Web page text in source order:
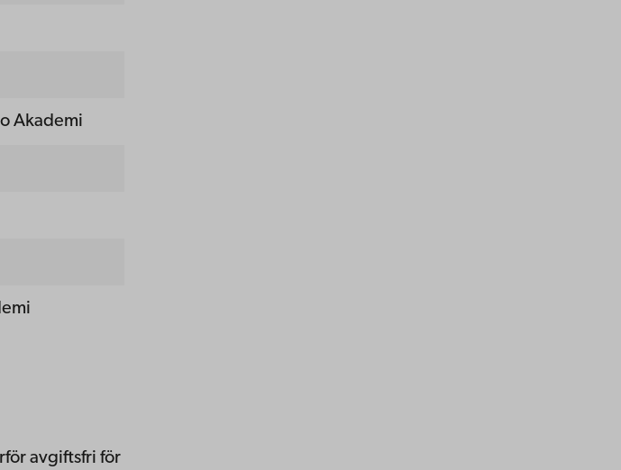
Akademi
avgiftsfri för